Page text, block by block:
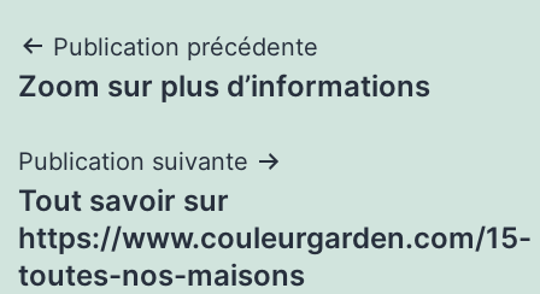
Navigation
de
l’article
Publication précédente
Zoom sur plus d’informations
Publication suivante
Tout savoir sur
https://www.couleurgarden.com/15-
toutes-nos-maisons